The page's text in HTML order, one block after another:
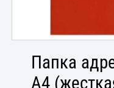
Папка
А4